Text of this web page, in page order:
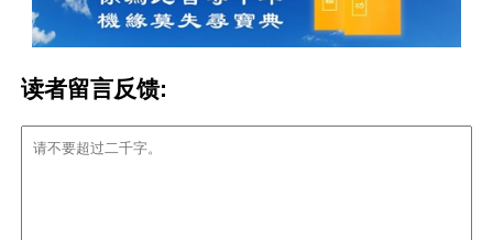
读者留言反馈: